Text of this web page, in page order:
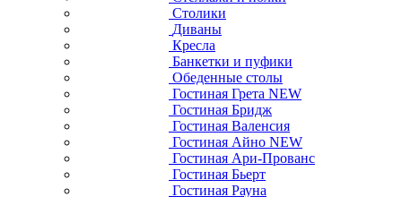
Столики
Диваны
Кресла
Банкетки и пуфики
Обеденные столы
Гостиная Грета NEW
Гостиная Бридж
Гостиная Валенсия
Гостиная Айно NEW
Гостиная Ари-Прованс
Гостиная Бьерт
Гостиная Рауна